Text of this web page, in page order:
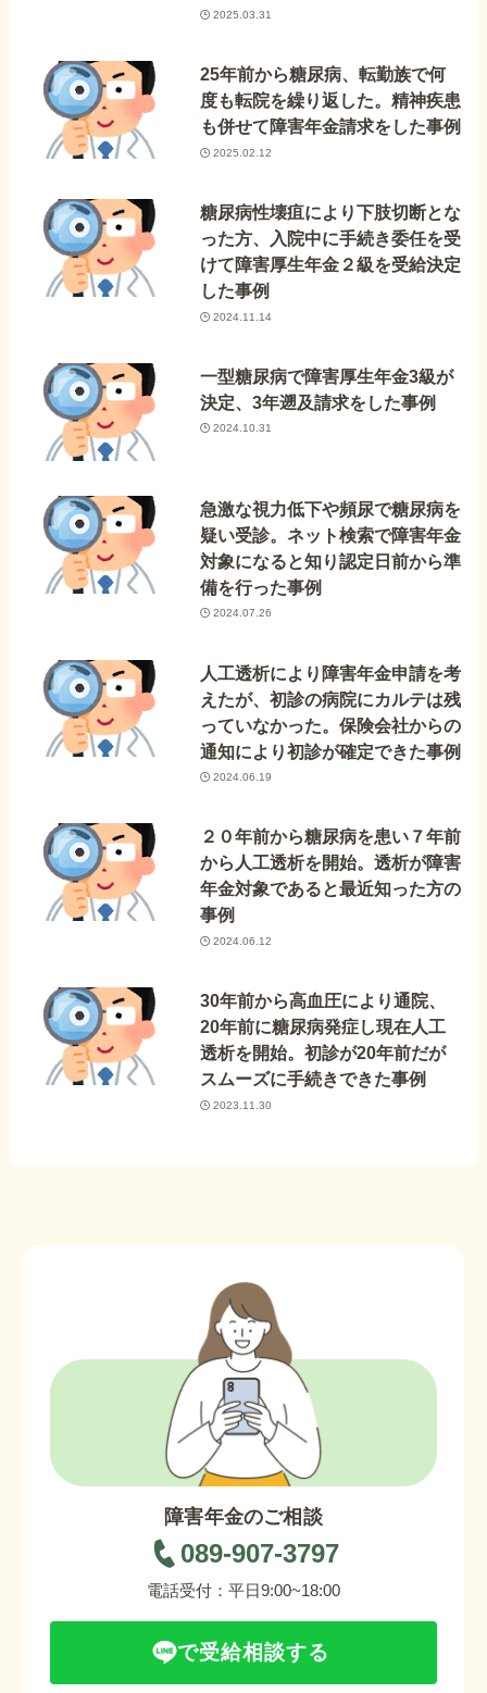
2025.03.31
25年前から糖尿病、転勤族で何
度も転院を繰り返した。精神疾患
も併せて障害年金請求をした事例
2025.02.12
糖尿病性壊疽により下肢切断とな
った方、入院中に手続き委任を受
けて障害厚生年金２級を受給決定
した事例
2024.11.14
一型糖尿病で障害厚生年金3級が
決定、3年遡及請求をした事例
2024.10.31
急激な視力低下や頻尿で糖尿病を
疑い受診。ネット検索で障害年金
対象になると知り認定日前から準
備を行った事例
2024.07.26
人工透析により障害年金申請を考
えたが、初診の病院にカルテは残
っていなかった。保険会社からの
通知により初診が確定できた事例
2024.06.19
２０年前から糖尿病を患い７年前
から人工透析を開始。透析が障害
年金対象であると最近知った方の
事例
2024.06.12
30年前から高血圧により通院、
20年前に糖尿病発症し現在人工
透析を開始。初診が20年前だが
スムーズに手続きできた事例
2023.11.30
障害年金のご相談
089-907-3797
電話受付：平日9:00~18:00
で受給相談する